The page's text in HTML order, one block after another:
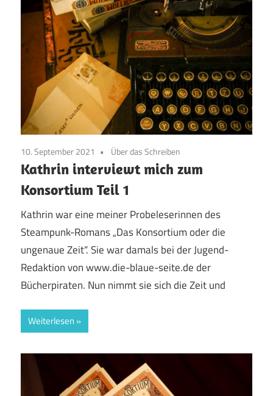
10. September 2021 Über das Schreiben
Kathrin interviewt mich zum
Konsortium Teil 1
Kathrin war eine meiner Probeleserinnen des
Steampunk-Romans „Das Konsortium oder die
ungenaue Zeit“. Sie war damals bei der Jugend-
Redaktion von www.die-blaue-seite.de der
Bücherpiraten. Nun nimmt sie sich die Zeit und
Weiterlesen